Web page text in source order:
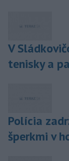
V
tenisky a
Polícia
šperkmi v